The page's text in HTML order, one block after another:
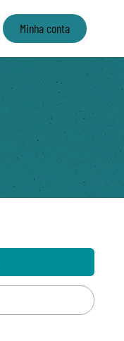
Minha conta